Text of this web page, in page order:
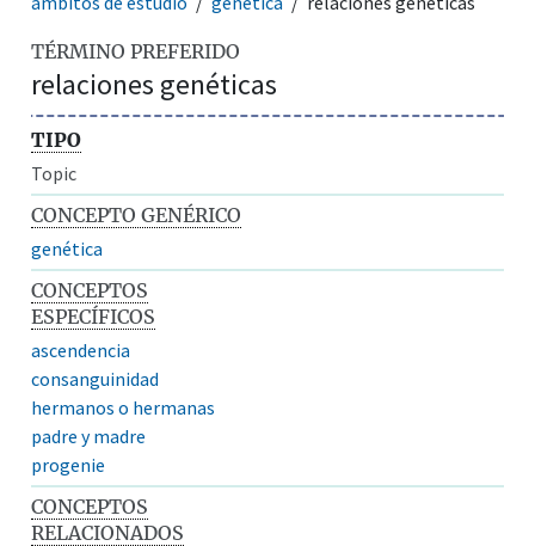
TÉRMINO PREFERIDO
relaciones genéticas
TIPO
Topic
CONCEPTO GENÉRICO
genética
CONCEPTOS
ESPECÍFICOS
ascendencia
consanguinidad
hermanos o hermanas
padre y madre
progenie
CONCEPTOS
RELACIONADOS